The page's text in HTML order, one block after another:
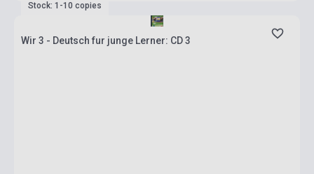
Stock: 1-10 copies
Wir 3 - Deutsch fur junge Lerner: CD 3